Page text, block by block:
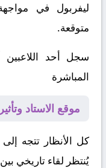
ليفربول في مواجهة
متوقعة.
سجل أحد
المباشرة
موقع الاستاد
كل الأنظار تتجه
يُنتظر لقاء تاريخي